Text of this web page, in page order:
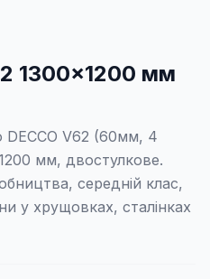
1300×1200 мм
DECCO V62 (60мм, 4
мм, двостулкове.
середній клас,
у хрущовках, сталінках